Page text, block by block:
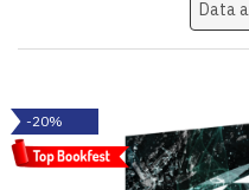
-20%